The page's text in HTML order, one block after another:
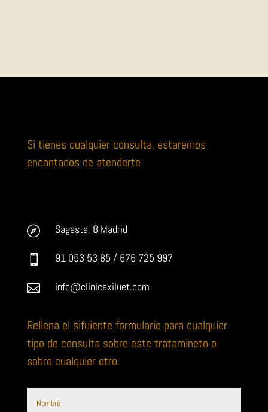
Si tienes cualquier consulta, estaremos
encantados de atenderte
 Sagasta, 8 Madrid
 91 053 53 85 / 676 725 997
 info@clinicaxiluet.com
Rellena el sifuiente formulario para cualquier
tipo de consulta sobre este tratamineto o
sobre cualquier otro.